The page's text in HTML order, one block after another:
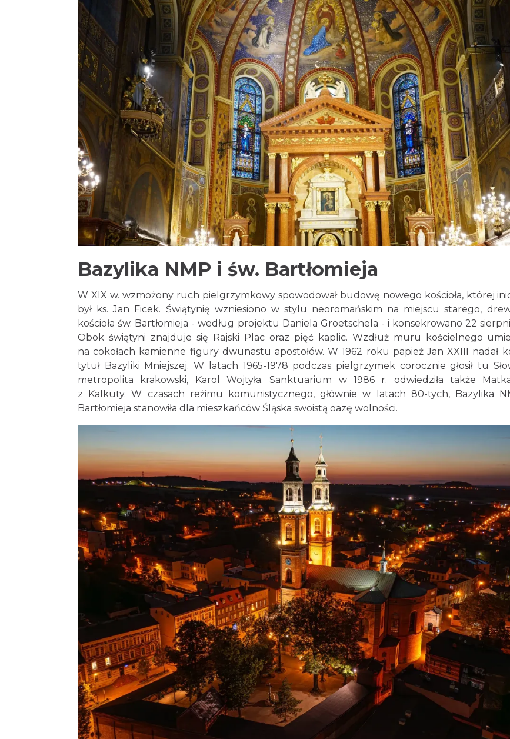
Bazylika NMP i św. Bartłomieja
W XIX w. wzmożony ruch pielgrzymkowy spowodował budowę nowego kościoła, której
był ks. Jan Ficek. Świątynię wzniesiono w stylu neoromańskim na miejscu starego,
kościoła św. Bartłomieja - według projektu Daniela Groetschela - i konsekrowano 22
Obok świątyni znajduje się Rajski Plac oraz pięć kaplic. Wzdłuż muru kościelnego
na cokołach kamienne figury dwunastu apostołów. W 1962 roku papież Jan XXIII nadał
tytuł Bazyliki Mniejszej. W latach 1965-1978 podczas pielgrzymek corocznie głosił tu
metropolita krakowski, Karol Wojtyła. Sanktuarium w 1986 r. odwiedziła także
z Kalkuty. W czasach reżimu komunistycznego, głównie w latach 80-tych, Bazylika
Bartłomieja stanowiła dla mieszkańców Śląska swoistą oazę wolności.